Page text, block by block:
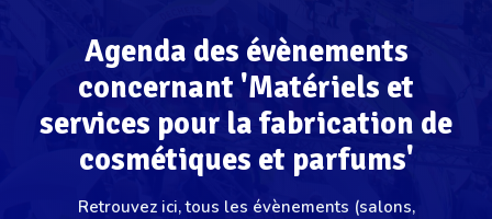
Agenda des évènements
concernant 'Matériels et
services pour la fabrication de
cosmétiques et parfums'
Retrouvez ici, tous les évènements (salons,